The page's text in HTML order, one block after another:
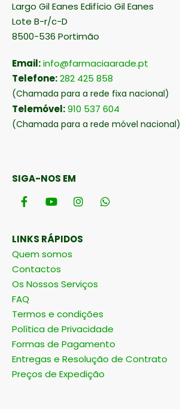
Largo Gil Eanes Edifício Gil Eanes
Lote B-r/c-D
8500-536 Portimão
Email:info@farmaciaarade.pt
Telefone:282 425 858
(Chamada para a rede fixa nacional)
Telemóvel:910 537 604
(Chamada para a rede móvel nacional)
SIGA-NOS EM
LINKS RÁPIDOS
Quem somos
Contactos
Os Nossos Serviços
FAQ
Termos e condições
Política de Privacidade
Formas de Pagamento
Entregas e Resolução de Contrato
Preços de Expedição